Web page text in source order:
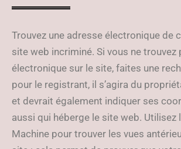
Trouvez une adresse électronique de
site web incriminé. Si vous ne trouvez
électronique sur le site, faites une
pour le registrant, il s’agira du
et devrait également indiquer ses
aussi qui héberge le site web. Utilisez
Machine pour trouver les vues